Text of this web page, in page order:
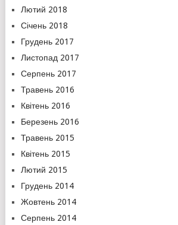
Лютий 2018
Січень 2018
Грудень 2017
Листопад 2017
Серпень 2017
Травень 2016
Квітень 2016
Березень 2016
Травень 2015
Квітень 2015
Лютий 2015
Грудень 2014
Жовтень 2014
Серпень 2014